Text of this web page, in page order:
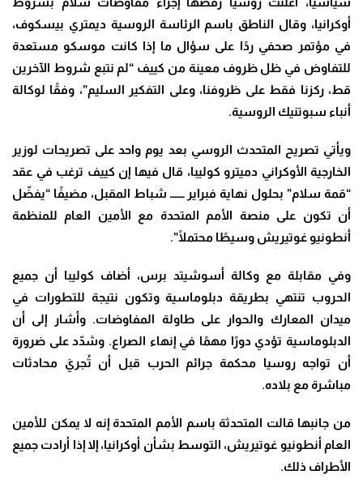
أوكرانيا، وقال الناطق باسم الرئاسة الروسية ديمتري بيسكوف،
في مؤتمر صحفي ردًا على سؤال ما إذا كانت موسكو مستعدة
للتفاوض في ظل ظروف معينة من كييف “لم نتبع شروط الآخرين
قط، ركزنا فقط على ظروفنا، وعلى التفكير السليم”، وفقًا لوكالة
أنباء سبوتنيك الروسية.
ويأتي تصريح المتحدث الروسي بعد يوم واحد على تصريحات لوزير
الخارجية الأوكراني دميترو كوليبا، قال فيها إن كييف ترغب في عقد
“قمة سلام” بحلول نهاية فبراير ــــــ شباط المقبل، مضيفًا “يفضّل
أن تكون على منصة الأمم المتحدة مع الأمين العام للمنظمة
أنطونيو غوتيريش وسيطًا محتملًا”.
وفي مقابلة مع وكالة أسوشيتد برس، أضاف كوليبا أن جميع
الحروب تنتهي بطريقة دبلوماسية وتكون نتيجة للتطورات في
ميدان المعارك والحوار على طاولة المفاوضات. وأشار إلى أن
الدبلوماسية تؤدي دورًا مهمًا في إنهاء الصراع. وشدّد على ضرورة
أن تواجه روسيا محكمة جرائم الحرب قبل أن تُجريَ محادثات
مباشرة مع بلاده.
من جانبها قالت المتحدثة باسم الأمم المتحدة إنه لا يمكن للأمين
العام أنطونيو غوتيريش، التوسط بشأن أوكرانيا، إلا إذا أرادت جميع
الأطراف ذلك.